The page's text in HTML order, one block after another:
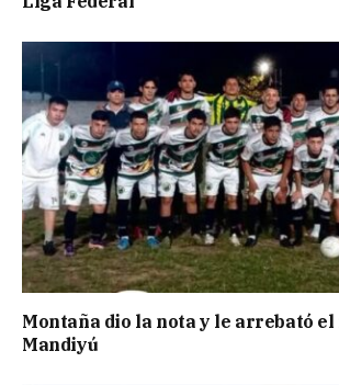
Montaña dio la nota y le arrebató
Mandiyú